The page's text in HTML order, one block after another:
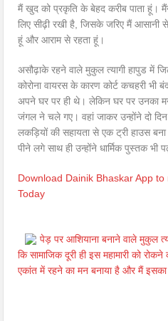
मैं खुद को प्रकृति के बेहद करीब पाता
लिए सीढ़ी रखी है, जिसके जरिए मैं
हूं और आराम से रहता हूं।
असौढ़ाके रहने वाले मुकुल त्यागी हापुड में
कोरोना वायरस के कारण कोर्ट कचहरी
अपने घर पर ही थे। लेकिन घर पर उनका
जंगल ने चले गए। वहां जाकर उन्होंने दो
लकड़ियों की सहायता से एक ट्री हाउस
पीने लगे साथ ही उन्होंने धार्मिक पुस्तक भी
Download Dainik Bhaskar App
Today
पेड़ पर आशियाना बनाने वाले मुकुल
कि सामाजिक दूरी ही इस महामारी को
एकांत में रहने का मन बनाया है और मैं